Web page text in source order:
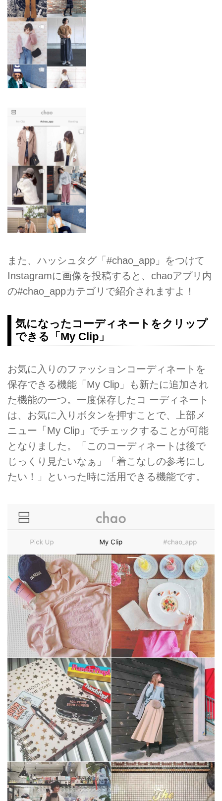
また、ハッシュタグ「#chao_app」をつけて
Instagramに画像を投稿すると、chaoアプリ内
の#chao_appカテゴリで紹介されますよ！
気になったコーディネートをクリップ
できる「My Clip」
お気に入りのファッションコーディネートを
保存できる機能「My Clip」も新たに追加され
た機能の一つ。一度保存したコ ーディネート
は、お気に入りボタンを押すことで、上部メ
ニュー「My Clip」でチェックすることが可能
となりました。「このコーディネートは後で
じっくり見たいなぁ」「着こなしの参考にし
たい！」といった時に活用できる機能です。